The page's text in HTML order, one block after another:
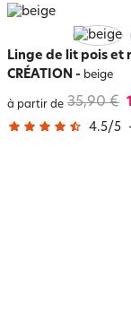
Linge de lit pois et
CRÉATION - beige
à partir de 35,90 €
4.5/5